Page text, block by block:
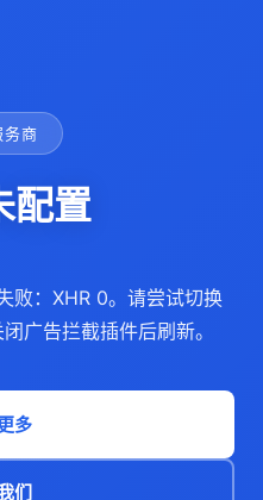
务商
配置
：XHR 0。请尝试切换
广告拦截插件后刷新。
多
们